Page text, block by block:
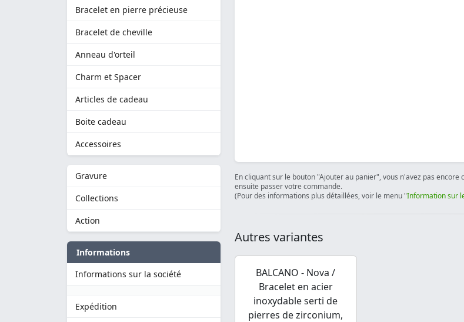
Bracelet en pierre précieuse
Bracelet de cheville
Anneau d'orteil
Charm et Spacer
Articles de cadeau
Boite cadeau
Accessoires
Gravure
Collections
Action
Informations
Informations sur la société
Expédition
En cliquant sur le bouton "Ajouter au panier", vous n'avez pas
ensuite passer votre commande.
(Pour des informations plus détaillées, voir le menu "Information sur
Autres variantes
BALCANO - Nova /
Bracelet en acier
inoxydable serti de
pierres de zirconium,